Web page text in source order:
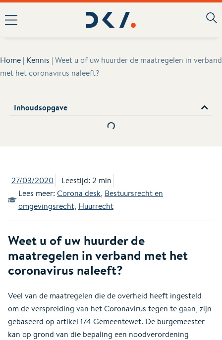
Home | Kennis | Weet u of uw huurder de maatregelen in verband
met het coronavirus naleeft?
Inhoudsopgave
27/03/2020
Leestijd: 2 min
Lees meer: Corona desk, Bestuursrecht en
omgevingsrecht, Huurrecht
Weet u of uw huurder de
maatregelen in verband met het
coronavirus naleeft?
Veel van de maatregelen die de overheid heeft ingesteld
om de verspreiding van het Coronavirus tegen te gaan, zijn
gebaseerd op artikel 174 Gemeentewet. De burgemeester
kan op grond van die bepaling een noodverordening